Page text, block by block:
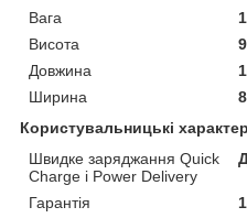
Вага
Висота
Довжина
Ширина
Користувальницькі
Швидке заряджання Quick
Charge і Power Delivery
Гарантія